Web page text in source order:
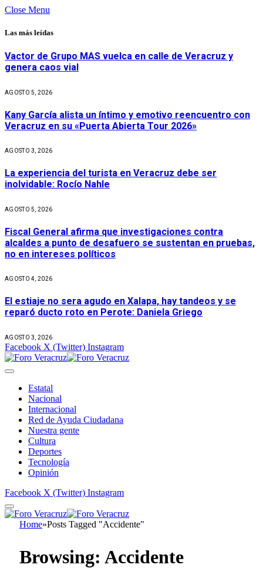
Close Menu
Las más leídas
Vactor de Grupo MAS vuelca en calle de Veracruz y
genera caos vial
AGOSTO 5, 2026
Kany García alista un íntimo y emotivo reencuentro con
Veracruz en su «Puerta Abierta Tour 2026»
AGOSTO 3, 2026
La experiencia del turista en Veracruz debe ser
inolvidable: Rocío Nahle
AGOSTO 5, 2026
Fiscal General afirma que investigaciones contra
alcaldes a punto de desafuero se sustentan en pruebas,
no en intereses políticos
AGOSTO 4, 2026
El estiaje no sera agudo en Xalapa, hay tandeos y se
reparó ducto roto en Perote: Daniela Griego
AGOSTO 3, 2026
Facebook X (Twitter) Instagram
Estatal
Nacional
Internacional
Red de Ayuda Ciudadana
Nuestra gente
Cultura
Deportes
Tecnología
Opinión
Facebook X (Twitter) Instagram
Home»Posts Tagged "Accidente"
Browsing: Accidente